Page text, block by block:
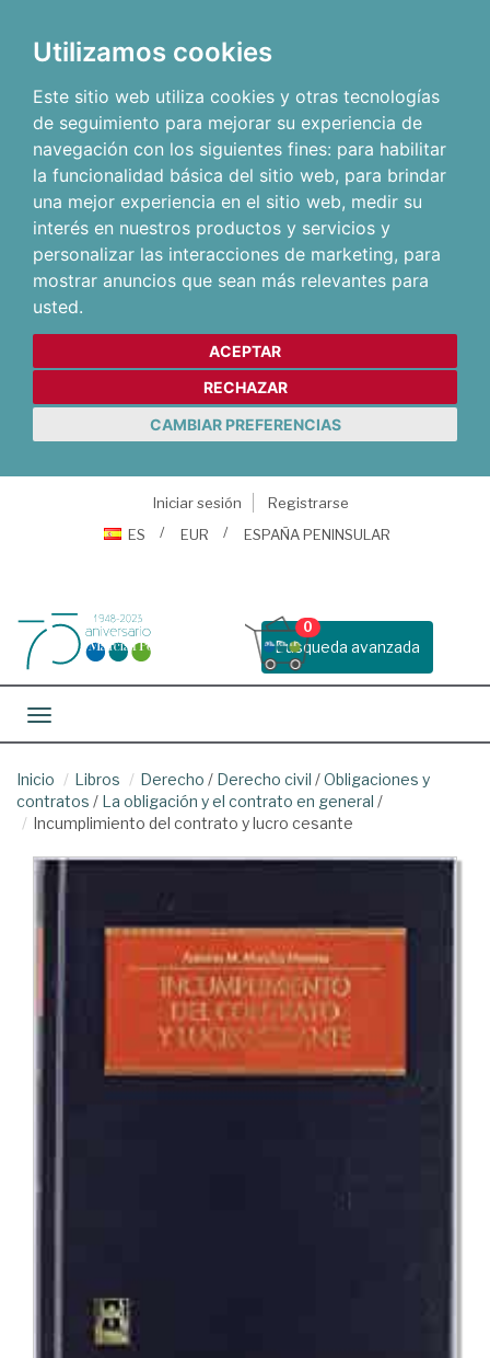
Utilizamos cookies
Este sitio web utiliza cookies y otras tecnologías
de seguimiento para mejorar su experiencia de
navegación con los siguientes fines: para habilitar
la funcionalidad básica del sitio web, para brindar
una mejor experiencia en el sitio web, medir su
interés en nuestros productos y servicios y
personalizar las interacciones de marketing, para
mostrar anuncios que sean más relevantes para
usted.
ACEPTAR
RECHAZAR
CAMBIAR PREFERENCIAS
Iniciar sesión
Registrarse
ES
EUR ESPAÑA PENINSULAR
Busqueda avanzada
0
Toggle navigation
Inicio Libros Derecho / Derecho civil /Obligaciones y
contratos / La obligación y el contrato en general /
Incumplimiento del contrato y lucro cesante